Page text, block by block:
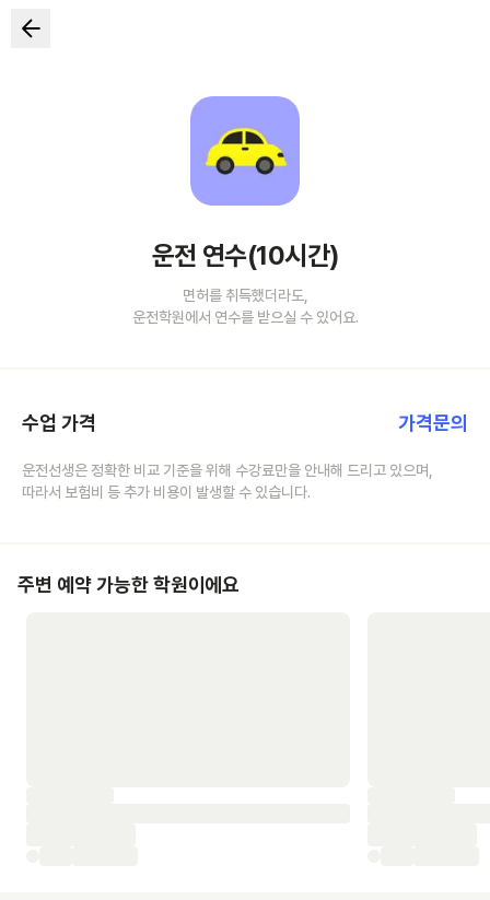
운전 연수(10시간)
면허를 취득했더라도,
운전학원에서 연수를 받으실 수 있어요.
수업 가격 가격문의
운전선생은 정확한 비교 기준을 위해 수강료만을 안내해 드리고 있으며,
따라서 보험비 등 추가 비용이 발생할 수 있습니다.
주변 예약 가능한 학원이에요